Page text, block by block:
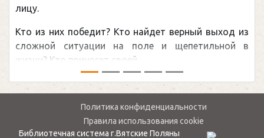
лицу.
Кто из них победит? Кто найдет верный выход из
сложной ситуации на поле и щепетильной в
жизни? Кто принесет своей ...
Политика конфиденциальности
Правила использования cookie
Библиотечная система г.Вятские Поляны